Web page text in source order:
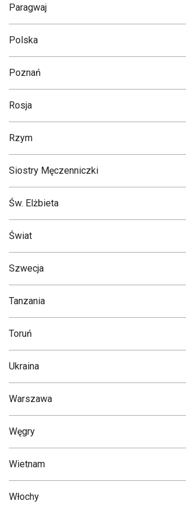
Paragwaj
Polska
Poznań
Rosja
Rzym
Siostry Męczenniczki
Św. Elżbieta
Świat
Szwecja
Tanzania
Toruń
Ukraina
Warszawa
Węgry
Wietnam
Włochy